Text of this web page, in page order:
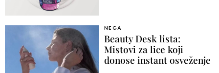
NEGA
Beauty Desk lista:
Mistovi za lice koji
donose instant osveženje